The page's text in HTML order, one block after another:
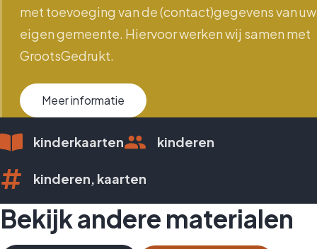
met toevoeging van de (contact)gegevens van uw
eigen gemeente. Hiervoor werken wij samen met
GrootsGedrukt.
Meer informatie
kinderkaarten kinderen
kinderen, kaarten
Bekijk andere materialen